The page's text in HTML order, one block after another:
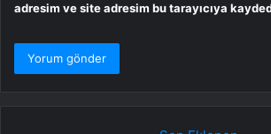
adresim ve site adresim bu tarayıcıya